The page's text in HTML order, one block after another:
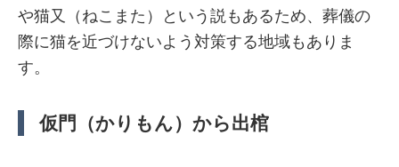
や猫又（ねこまた）という説もあるため、葬儀の
際に猫を近づけないよう対策する地域もありま
す。
仮門（かりもん）から出棺